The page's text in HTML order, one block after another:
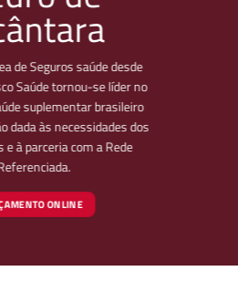
de Seguros saúde desde
Saúde tornou-se líder no
suplementar brasileiro
dada às necessidades dos
à parceria com a Rede
ONLINE